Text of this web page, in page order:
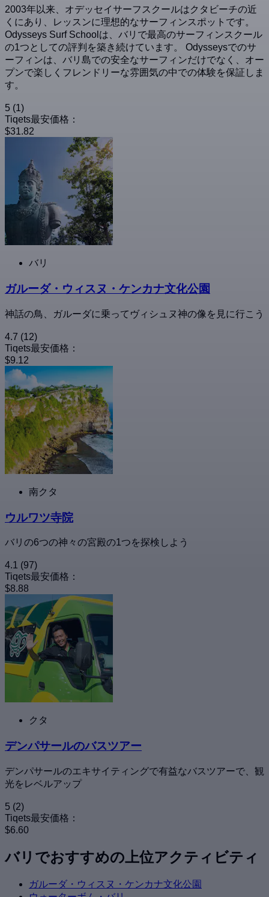
2003年以来、オデッセイサーフスクールはクタビーチの近
くにあり、レッスンに理想的なサーフィンスポットです。
Odysseys Surf Schoolは、バリで最高のサーフィンスクール
の1つとしての評判を築き続けています。 Odysseysでのサ
ーフィンは、バリ島での安全なサーフィンだけでなく、オー
プンで楽しくフレンドリーな雰囲気の中での体験を保証しま
す。
5 (1)
Tiqets最安価格：
$31.82
バリ
ガルーダ・ウィスヌ・ケンカナ文化公園
神話の鳥、ガルーダに乗ってヴィシュヌ神の像を見に行こう
4.7 (12)
Tiqets最安価格：
$9.12
南クタ
ウルワツ寺院
バリの6つの神々の宮殿の1つを探検しよう
4.1 (97)
Tiqets最安価格：
$8.88
クタ
デンパサールのバスツアー
デンパサールのエキサイティングで有益なバスツアーで、観
光をレベルアップ
5 (2)
Tiqets最安価格：
$6.60
バリでおすすめの上位アクティビティ
ガルーダ・ウィスヌ・ケンカナ文化公園